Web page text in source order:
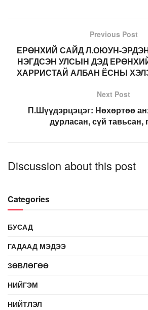
Previous Post
ЕРӨНХИЙ САЙД Л.ОЮУН-
НЭГДСЭН УЛСЫН ДЭД
ХАРРИСТАЙ АЛБАН ЁСНЫ
Next Post
П.Шүүдэрцэцэг: Нөхөртөө
дурласан, сүй тавьсан,
Discussion about this post
Categories
БУСАД
ГАДААД МЭДЭЭ
ЗӨВЛӨГӨӨ
НИЙГЭМ
НИЙТЛЭЛ